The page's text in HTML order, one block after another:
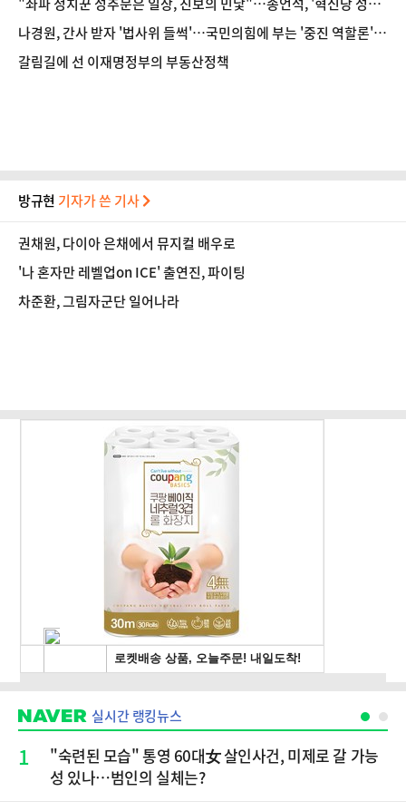
위 파문'에 일갈
나경원, 간사 받자 '법사위 들썩'…국민의힘에 부는 '중진 역할론'
[정국 기상대]
갈림길에 선 이재명정부의 부동산정책
방규현 기자가 쓴 기사
권채원, 다이아 은채에서 뮤지컬 배우로
'나 혼자만 레벨업on ICE' 출연진, 파이팅
차준환, 그림자군단 일어나라
실시간 랭킹뉴스
1
"숙련된 모습" 통영 60대女 살인사건, 미제로 갈 가능
성 있나…범인의 실체는?